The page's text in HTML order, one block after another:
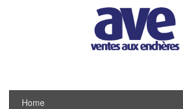
Home